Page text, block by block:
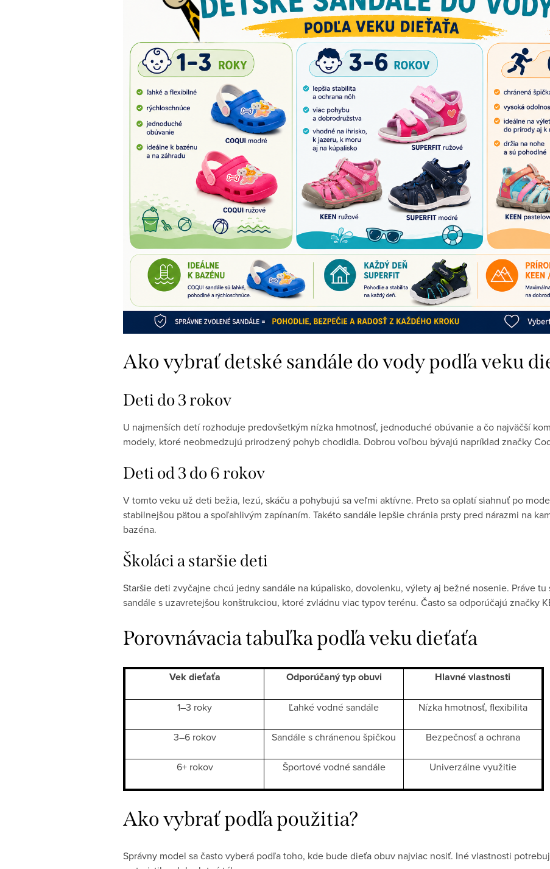
Ako vybrať detské sandále do vody podľa veku
Deti do 3 rokov
U najmenších detí rozhoduje predovšetkým nízka hmotnosť, jednoduché obúvanie a čo najväčší
modely, ktoré neobmedzujú prirodzený pohyb chodidla. Dobrou voľbou bývajú napríklad značky
Deti od 3 do 6 rokov
V tomto veku už deti bežia, lezú, skáču a pohybujú sa veľmi aktívne. Preto sa oplatí siahnuť po
stabilnejšou pätou a spoľahlivým zapínaním. Takéto sandále lepšie chránia prsty pred nárazmi na
bazéna.
Školáci a staršie deti
Staršie deti zvyčajne chcú jedny sandále na kúpalisko, dovolenku, výlety aj bežné nosenie. Práve
sandále s uzavretejšou konštrukciou, ktoré zvládnu viac typov terénu. Často sa odporúčajú značky
Porovnávacia tabuľka podľa veku dieťaťa
Vek dieťaťa Odporúčaný typ obuvi Hlavné vlastnosti
1–3 roky Ľahké vodné sandále Nízka hmotnosť, flexibilita
3–6 rokov Sandále s chránenou špičkou Bezpečnosť a ochrana
6+ rokov Športové vodné sandále Univerzálne využitie
Ako vybrať podľa použitia?
Správny model sa často vyberá podľa toho, kde bude dieťa obuv najviac nosiť. Iné vlastnosti